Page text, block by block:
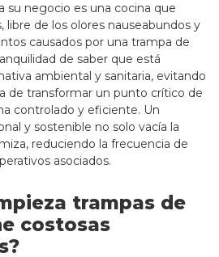
su negocio es una cocina que
libre de los olores nauseabundos y
causados por una trampa de
de saber que está
ambiental y sanitaria, evitando
de transformar un punto crítico de
controlado y eficiente. Un
y sostenible no solo vacía la
reduciendo la frecuencia de
asociados.
trampas de
costosas